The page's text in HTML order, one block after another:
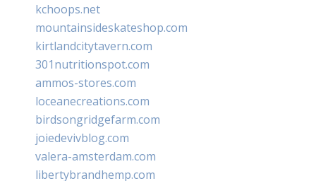
kchoops.net
mountainsideskateshop.com
kirtlandcitytavern.com
301nutritionspot.com
ammos-stores.com
loceanecreations.com
birdsongridgefarm.com
joiedevivblog.com
valera-amsterdam.com
libertybrandhemp.com